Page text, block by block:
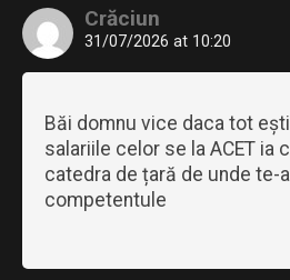
Crăciun
31/07/2026 at 10:20
Băi domnu vice daca tot
salariile celor se la ACET ia
catedra de țară de unde te-
competentule